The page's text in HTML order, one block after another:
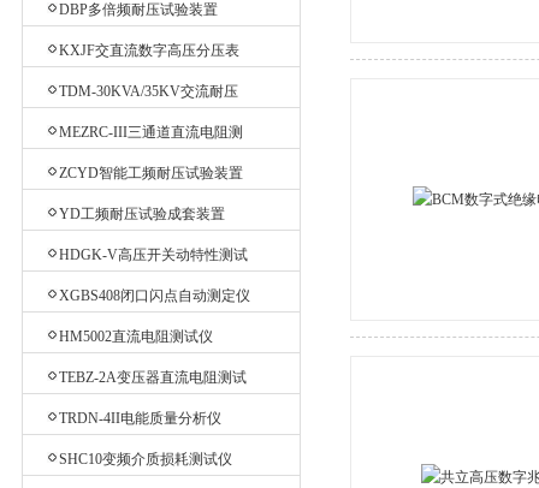
DBP多倍频耐压试验装置
KXJF交直流数字高压分压表
TDM-30KVA/35KV交流耐压
MEZRC-III三通道直流电阻测
ZCYD智能工频耐压试验装置
YD工频耐压试验成套装置
HDGK-V高压开关动特性测试
XGBS408闭口闪点自动测定仪
HM5002直流电阻测试仪
TEBZ-2A变压器直流电阻测试
TRDN-4II电能质量分析仪
SHC10变频介质损耗测试仪